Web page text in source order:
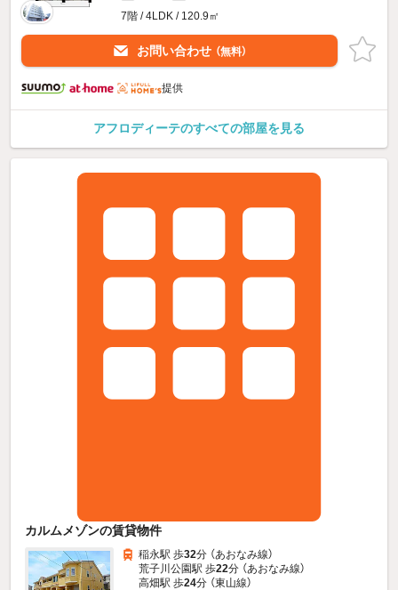
7階 / 4LDK / 120.9㎡
お問い合わせ （無料）
提供
アフロディーテのすべての部屋を見る
カルムメゾンの賃貸物件
稲永駅 歩32分 （あおなみ線）
荒子川公園駅 歩22分 （あおなみ線）
高畑駅 歩24分 （東山線）